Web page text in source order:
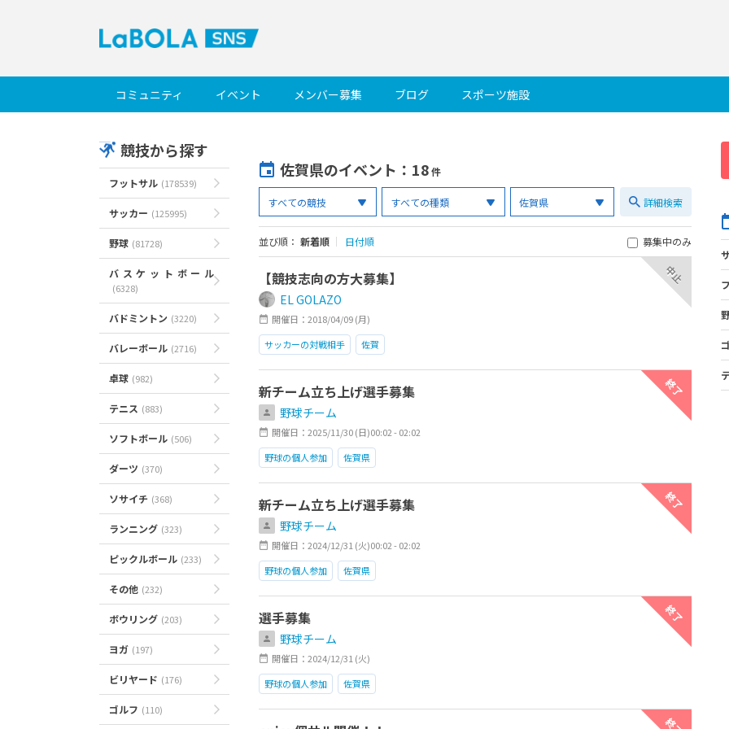
コミュニティ イベント メンバー募集 ブログ スポーツ施設
競技から探す
フットサル (178539)
サッカー (125995)
野球 (81728)
バスケットボール
(6328)
バドミントン (3220)
バレーボール (2716)
卓球 (982)
テニス (883)
ソフトボール (506)
ダーツ (370)
ソサイチ (368)
ランニング (323)
ピックルボール (233)
その他 (232)
ボウリング (203)
ヨガ (197)
ビリヤード (176)
ゴルフ (110)
佐賀県のイベント ：18件
詳細検索
並び順： 新着順 ｜ 日付順 募集中のみ
【競技志向の方大募集】
EL GOLAZO
中止
開催日：2018/04/09 (月)
サッカーの対戦相手
佐賀
新チーム立ち上げ選手募集
野球チーム
終了
開催日：2025/11/30 (日)00:02 - 02:02
野球の個人参加
佐賀県
新チーム立ち上げ選手募集
野球チーム
終了
開催日：2024/12/31 (火)00:02 - 02:02
野球の個人参加
佐賀県
選手募集
野球チーム
終了
開催日：2024/12/31 (火)
野球の個人参加
佐賀県